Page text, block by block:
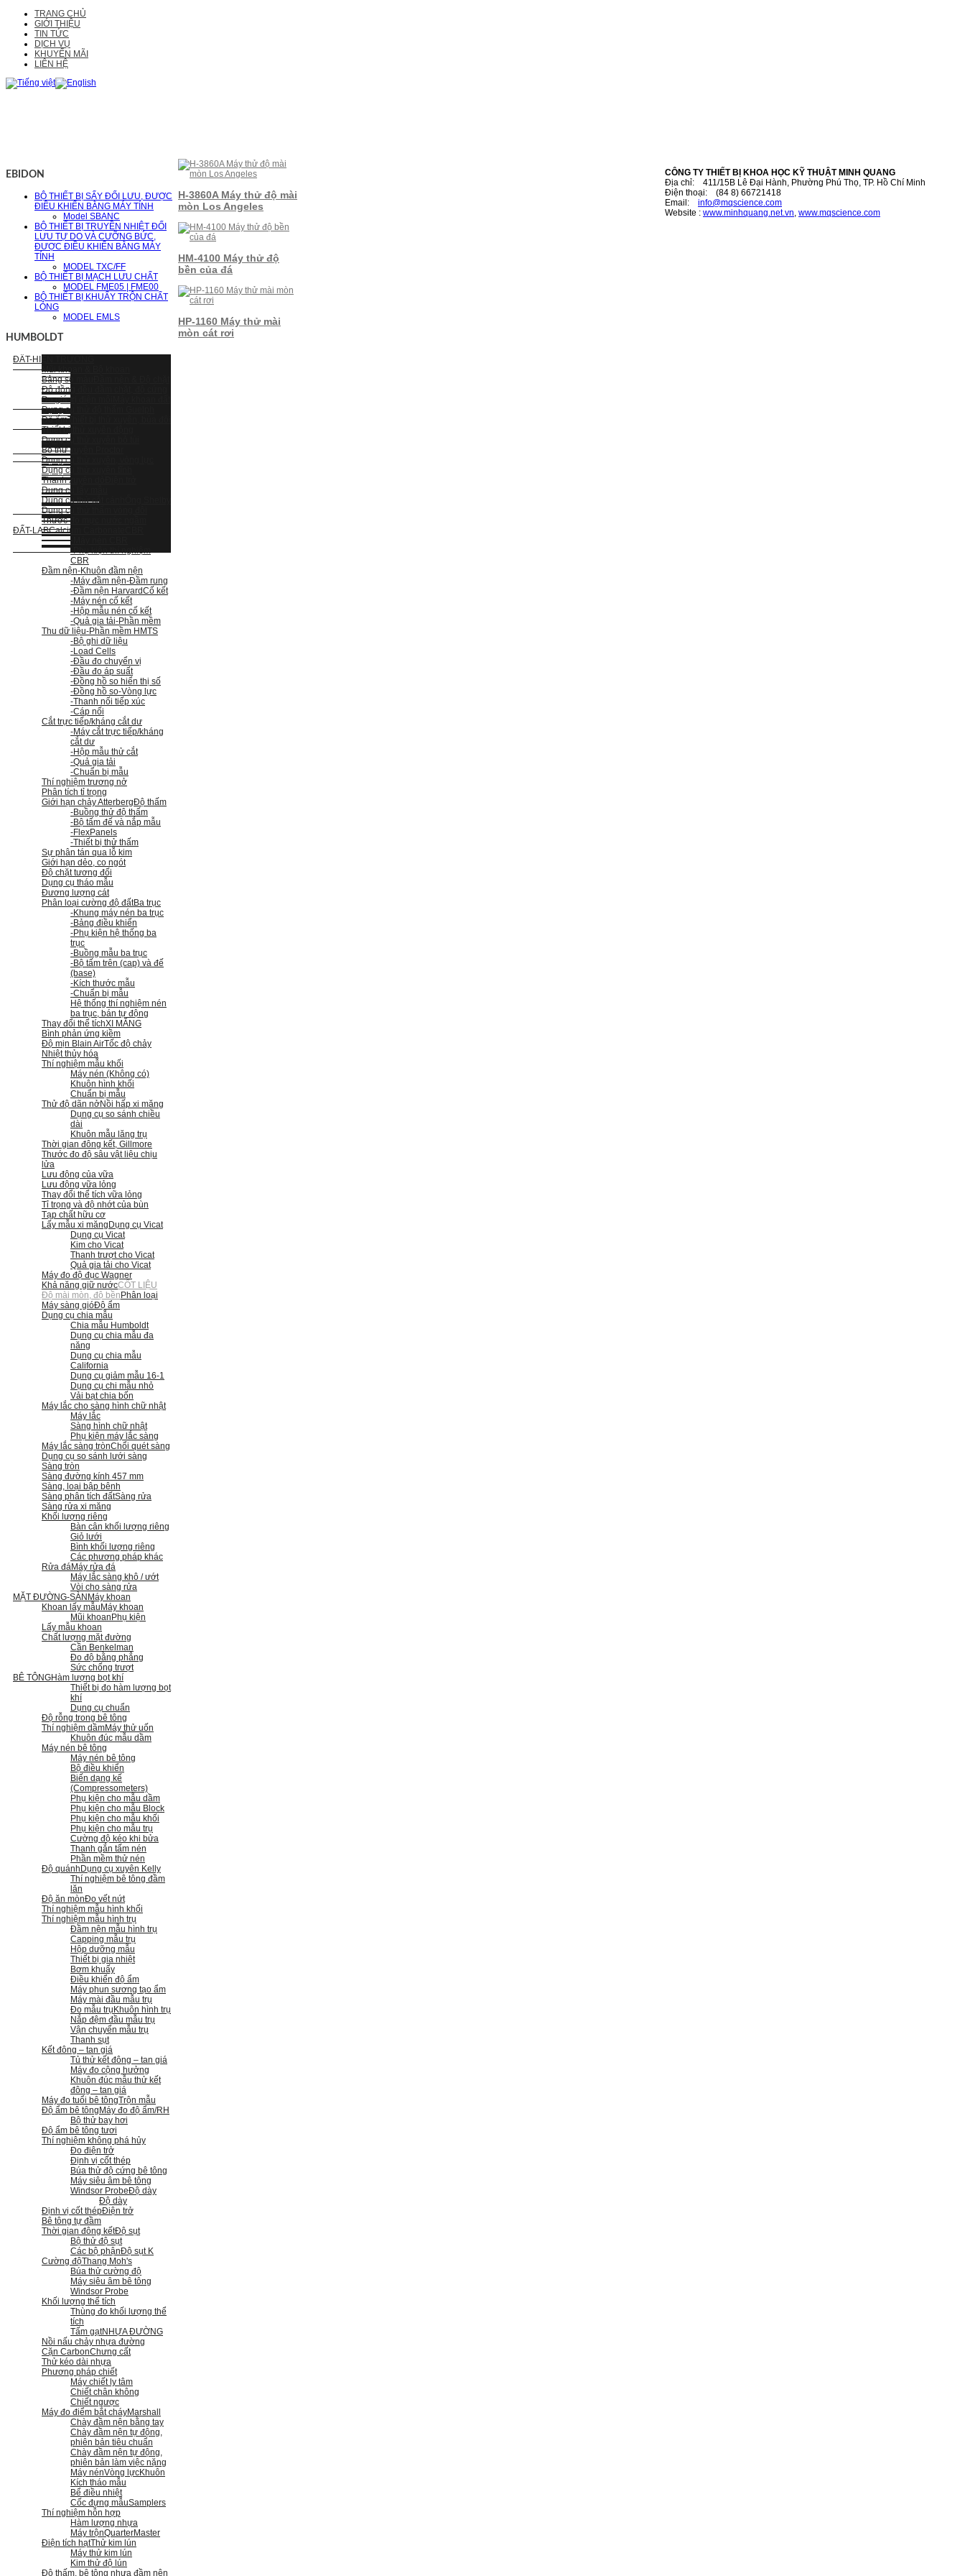
TRANG CHỦ
GIỚI THIỆU
TIN TỨC
DỊCH VỤ
KHUYẾN MÃI
LIÊN HỆ
EBIDON
BỘ THIẾT BỊ SẤY ĐỐI LƯU, ĐƯỢC
ĐIỀU KHIỂN BẰNG MÁY TÍNH
Model SBANC
BỘ THIẾT BỊ TRUYỀN NHIỆT ĐỐI
LƯU TỰ DO VÀ CƯỠNG BỨC,
ĐƯỢC ĐIỀU KHIỂN BẰNG MÁY
TÍNH
MODEL TXC/FF
BỘ THIẾT BỊ MẠCH LƯU CHẤT
MODEL FME05 | FME00
BỘ THIẾT BỊ KHUẤY TRỘN CHẤT
LỎNG
MODEL EMLS
HUMBOLDT
ĐẤT-HIỆN TRƯỜNG
Mũi khoan & Bộ khoan
Bảng so màu
Độ đồng đều đầm chặt, độ cứng
Đo giá trị điện môi
Dụng cụ thử độ thấm Guelph
Độ ẩmThiết bị thử xuyên, búa đôi
Thiết bị thử xuyên động
Dụng cụ thử xuyên bỏ túi
Bộ thử xuyên Proctor
Dụng cụ thử xuyên, vòng lực
Dụng cụ thử xuyên tĩnh
Thanh xuyên dò
Dụng cụ lấy mẫu
Dụng cụ thử cắt cánh
Dụng cụ thử thấm vòng đôi
Thước đo mực nước ngầm
ĐẤT-LABCalcium Carbonate
-Phụ kiện thí nghiệm
CBR
Đầm nện-Khuôn đầm nện
-Máy đầm nện-Đầm rung
-Đầm nện HarvardCố kết
-Máy nén cố kết
-Hộp mẫu nén cố kết
-Quả gia tải-Phần mềm
Thu dữ liệu-Phần mềm HMTS
-Bộ ghi dữ liệu
-Load Cells
-Đầu đo chuyển vị
-Đầu đo áp suất
-Đồng hồ so hiển thị số
-Đồng hồ so-Vòng lực
-Thanh nối tiếp xúc
-Cáp nối
Cắt trực tiếp/kháng cắt dư
-Máy cắt trực tiếp/kháng
cắt dư
-Hộp mẫu thử cắt
-Quả gia tải
-Chuẩn bị mẫu
Thí nghiệm trương nở
Phân tích tỉ trọng
Giới hạn chảy AtterbergĐộ thấm
-Buồng thử độ thấm
-Bộ tấm đế và nắp mẫu
-FlexPanels
-Thiết bị thử thấm
Sự phân tán qua lỗ kim
Giới hạn dẻo, co ngót
Độ chặt tương đối
Dụng cụ tháo mẫu
Đương lượng cát
Phân loại cường độ đấtBa trục
-Khung máy nén ba trục
-Bảng điều khiển
-Phụ kiện hệ thống ba
trục
-Buồng mẫu ba trục
-Bộ tấm trên (cap) và đế
(base)
-Kích thước mẫu
-Chuẩn bị mẫu
Hệ thống thí nghiệm nén
ba trục, bán tự động
Thay đổi thể tíchXI MĂNG
Bình phản ứng kiềm
Độ mịn Blain AirTốc độ chảy
Nhiệt thủy hóa
Thí nghiệm mẫu khối
Máy nén (Không có)
Khuôn hình khối
Chuẩn bị mẫu
Thử độ dãn nởNồi hấp xi măng
Dụng cụ so sánh chiều
dài
Khuôn mẫu lăng trụ
Thời gian đông kết, Gillmore
Thước đo độ sâu vật liệu chịu
lửa
Lưu động của vữa
Lưu động vữa lỏng
Thay đổi thể tích vữa lỏng
Tỉ trọng và độ nhớt của bùn
Tạp chất hữu cơ
Lấy mẫu xi măng Dụng cụ Vicat
Dụng cụ Vicat
Kim cho Vicat
Thanh trượt cho Vicat
Quả gia tải cho Vicat
Máy đo độ đục Wagner
Khả năng giữ nướcCỐT LIỆU
Độ mài mòn, độ bền Phân loại
Máy sàng gióĐộ ẩm
Dụng cụ chia mẫu
Chia mẫu Humboldt
Dụng cụ chia mẫu đa
năng
Dụng cụ chia mẫu
California
Dụng cụ giảm mẫu 16-1
Dụng cụ chi mẫu nhỏ
Vải bạt chia bốn
Máy lắc cho sàng hình chữ nhật
Máy lắc
Sàng hình chữ nhật
Phụ kiện máy lắc sàng
Máy lắc sàng trònChổi quét sàng
Dụng cụ so sánh lưới sàng
Sàng tròn
Sàng đường kính 457 mm
Sàng, loại bập bênh
Sàng phân tích đấtSàng rửa
Sàng rửa xi măng
Khối lượng riêng
Bàn cân khối lượng riêng
Giỏ lưới
Bình khối lượng riêng
Các phương pháp khác
Rửa đáMáy rửa đá
Máy lắc sàng khô / ướt
Vòi cho sàng rửa
MẶT ĐƯỜNG-SÀN Máy khoan
Khoan lấy mẫu Máy khoan
Mũi khoan Phụ kiện
Lấy mẫu khoan
Chất lượng mặt đường
Cần Benkelman
Đo độ bằng phẳng
Sức chống trượt
BÊ TÔNGHàm lượng bọt khí
Thiết bị đo hàm lượng bọt
khí
Dụng cụ chuẩn
Độ rỗng trong bê tông
Thí nghiệm dầmMáy thử uốn
Khuôn đúc mẫu dầm
Máy nén bê tông
Máy nén bê tông
Bộ điều khiển
Biến dạng kế
(Compressometers)
Phụ kiện cho mẫu dầm
Phụ kiện cho mẫu Block
Phụ kiện cho mẫu khối
Phụ kiện cho mẫu trụ
Cường độ kéo khi bửa
Thanh gắn tấm nén
Phần mềm thử nén
Độ quánh Dụng cụ xuyên Kelly
Thí nghiệm bê tông đầm
lăn
Độ ăn mònĐo vết nứt
Thí nghiệm mẫu hình khối
Thí nghiệm mẫu hình trụ
Đầm nện mẫu hình trụ
Capping mẫu trụ
Hộp dưỡng mẫu
Thiết bị gia nhiệt
Bơm khuấy
Điều khiển độ ẩm
Máy phun sương tạo ẩm
Máy mài đầu mẫu trụ
Đo mẫu trụ Khuôn hình trụ
Nắp đệm đầu mẫu trụ
Vận chuyển mẫu trụ
Thanh sụt
Kết đông – tan giá
Tủ thử kết đông – tan giá
Máy đo cộng hưởng
Khuôn đúc mẫu thử kết
đông – tan giá
Máy đo tuổi bê tôngTrộn mẫu
Độ ẩm bê tông Máy đo độ ẩm/RH
Bộ thử bay hơi
Độ ẩm bê tông tươi
Thí nghiệm không phá hủy
Đo điện trở
Định vị cốt thép
Búa thử độ cứng bê tông
Máy siêu âm bê tông
Windsor ProbeĐộ dày
Độ dày
Định vị cốt thépĐiện trở
Bê tông tự đầm
Thời gian đông kếtĐộ sụt
Bộ thử độ sụt
Các bộ phậnĐộ sụt K
Cường độThang Moh's
Búa thử cường độ
Máy siêu âm bê tông
Windsor Probe
Khối lượng thể tích
Thùng đo khối lượng thể
tích
Tấm gạtNHỰA ĐƯỜNG
Nồi nấu chảy nhựa đường
Cặn CarbonChưng cất
Thử kéo dài nhựa
Phương pháp chiết
Máy chiết ly tâm
Chiết chân không
Chiết ngược
Máy đo điểm bắt cháyMarshall
Chày đầm nện bằng tay
Chày đầm nện tự động,
phiên bản tiêu chuẩn
Chày đầm nện tự động,
phiên bản làm việc nặng
Máy nénVòng lựcKhuôn
Kích tháo mẫu
Bể điều nhiệt
Cốc đựng mẫuSamplers
Thí nghiệm hỗn hợp
Hàm lượng nhựa
Máy trộnQuarterMaster
Điện tích hạtThử kim lún
Máy thử kim lún
Kim thử độ lún
Độ thấm, bê tông nhựa đầm nện
H-3860A Máy thử độ mài
mòn Los Angeles
HM-4100 Máy thử độ
bền của đá
HP-1160 Máy thử mài
mòn cát rơi
CÔNG TY THIẾT BỊ KHOA HỌC KỸ THUẬT MINH QUANG
Địa chỉ: 411/15B Lê Đại Hành, Phường Phú Thọ, TP. Hồ Chí Minh
Điện thoại: (84 8) 66721418
Email: info@mqscience.com
Website : www.minhquang.net.vn, www.mqscience.com